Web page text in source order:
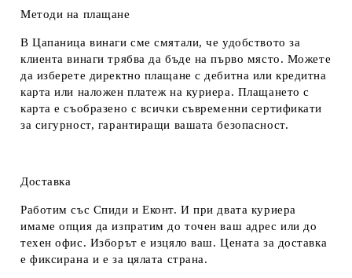
Методи на плащане
В Цапаница винаги сме смятали, че удобството за
клиента винаги трябва да бъде на първо място. Можете
да изберете директно плащане с дебитна или кредитна
карта или наложен платеж на куриера. Плащането с
карта е съобразено с всички съвременни сертификати
за сигурност, гарантиращи вашата безопасност.
Доставка
Работим със Спиди и Еконт. И при двата куриера
имаме опция да изпратим до точен ваш адрес или до
техен офис. Изборът е изцяло ваш. Цената за доставка
е фиксирана и е за цялата страна.